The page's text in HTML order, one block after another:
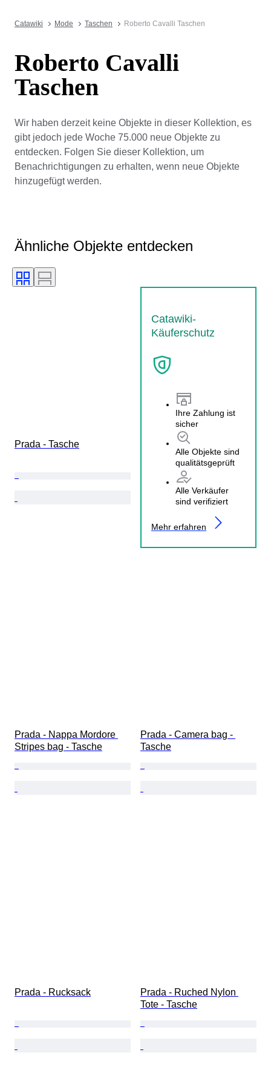
Catawiki Mode Taschen Roberto Cavalli Taschen
Roberto Cavalli
Taschen
Wir haben derzeit keine Objekte in dieser Kollektion, es
gibt jedoch jede Woche 75.000 neue Objekte zu
entdecken. Folgen Sie dieser Kollektion, um
Benachrichtigungen zu erhalten, wenn neue Objekte
hinzugefügt werden.
Ähnliche Objekte entdecken
Catawiki-
Käuferschutz
Ihre Zahlung ist
sicher
Alle Objekte sind
qualitätsgeprüft
Alle Verkäufer
sind verifiziert
Mehr erfahren
Prada - Tasche
Prada - Nappa Mordore
Stripes bag - Tasche
Prada - Camera bag -
Tasche
Prada - Rucksack
Prada - Ruched Nylon
Tote - Tasche